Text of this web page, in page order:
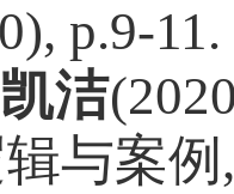
p.9-11.
洁
与案例 ,